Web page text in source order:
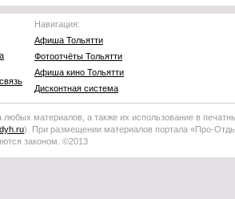
Навигация:
Афиша Тольятти
Фотоотчёты Тольятти
Афиша кино Тольятти
Дисконтная система
любых материалов, а также их использование в
.ru). При размещении материалов портала «Про-
законом. ©2013